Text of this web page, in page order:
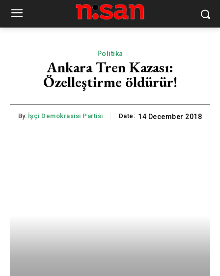
Politika
Ankara Tren Kazası:
Özelleştirme öldürür!
By: İşçi Demokrasisi Partisi Date: 14 December 2018